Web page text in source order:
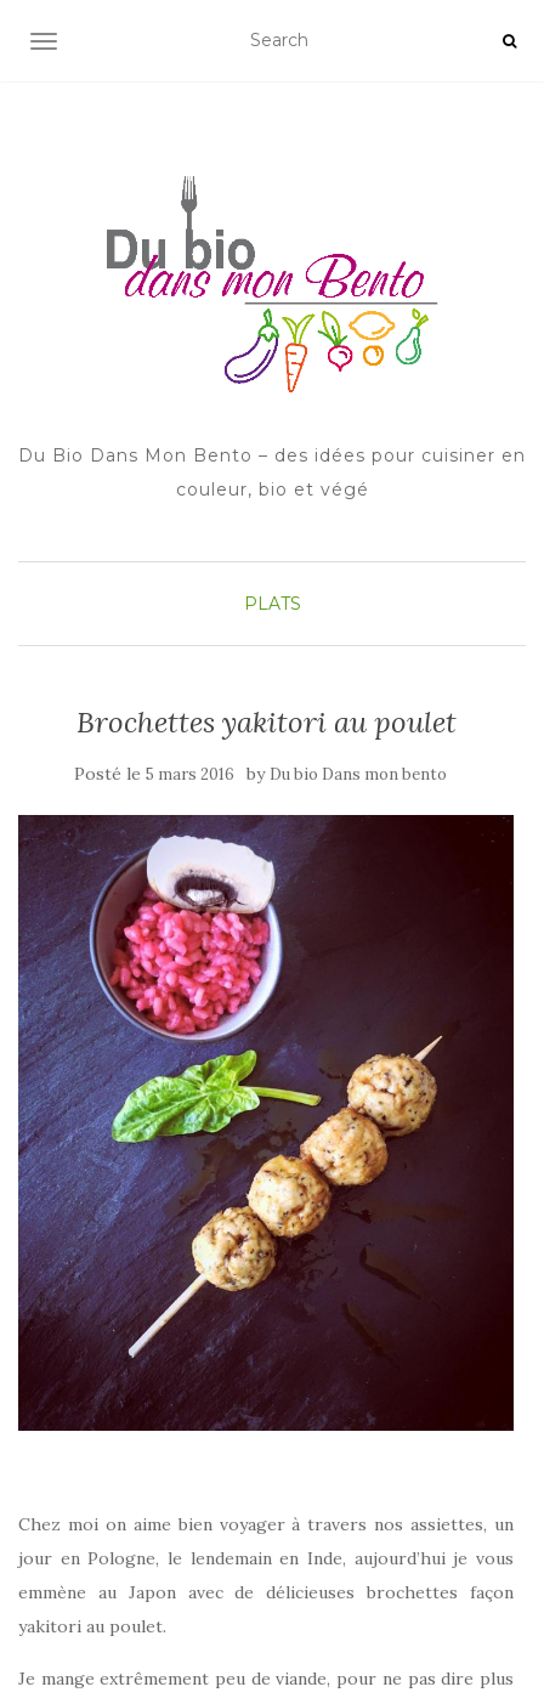
AFFICHER/MASQUER LA NAVIGATION
Du Bio Dans Mon Bento – des idées pour cuisiner en
couleur, bio et végé
PLATS
Brochettes yakitori au poulet
Posté le 5 mars 2016 by Du bio Dans mon bento
Chez moi on aime bien voyager à travers nos assiettes, un
jour en Pologne, le lendemain en Inde, aujourd’hui je vous
emmène au Japon avec de délicieuses brochettes façon
yakitori au poulet.
Je mange extrêmement peu de viande, pour ne pas dire plus